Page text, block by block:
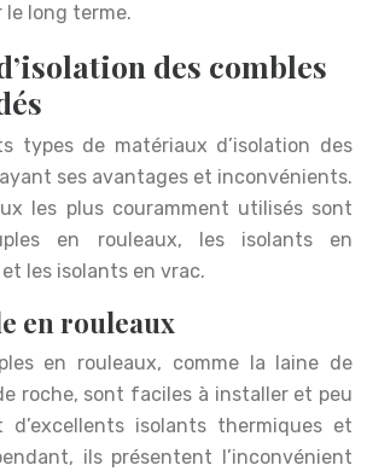
long terme.
des combles
types de matériaux d’isolation des
ses avantages et inconvénients.
les plus couramment utilisés sont
en rouleaux, les isolants en
les isolants en vrac.
en rouleaux
en rouleaux, comme la laine de
roche, sont faciles à installer et peu
d’excellents isolants thermiques et
ils présentent l’inconvénient